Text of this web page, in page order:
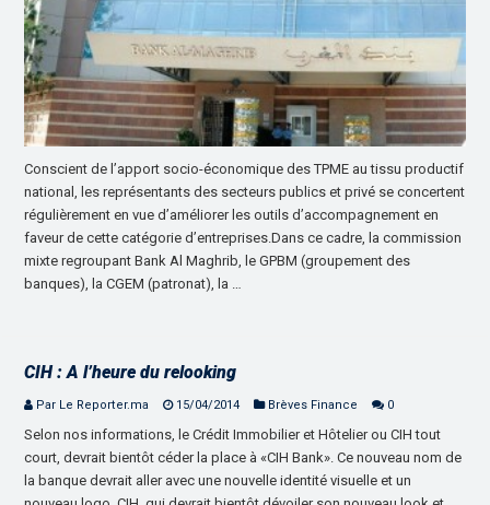
Conscient de l’apport socio-économique des TPME au tissu productif
national, les représentants des secteurs publics et privé se concertent
régulièrement en vue d’améliorer les outils d’accompagnement en
faveur de cette catégorie d’entreprises.Dans ce cadre, la commission
mixte regroupant Bank Al Maghrib, le GPBM (groupement des
banques), la CGEM (patronat), la …
CIH : A l’heure du relooking
Par Le Reporter.ma 15/04/2014 Brèves Finance 0
Selon nos informations, le Crédit Immobilier et Hôtelier ou CIH tout
court, devrait bientôt céder la place à «CIH Bank». Ce nouveau nom de
la banque devrait aller avec une nouvelle identité visuelle et un